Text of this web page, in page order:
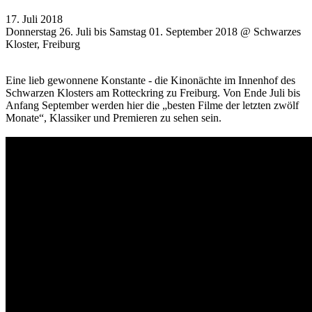
17. Juli 2018
Donnerstag 26. Juli bis Samstag 01. September 2018 @ Schwarzes
Kloster, Freiburg
Eine lieb gewonnene Konstante - die Kinonächte im Innenhof des
Schwarzen Klosters am Rotteckring zu Freiburg. Von Ende Juli bis
Anfang September werden hier die „besten Filme der letzten zwölf
Monate“, Klassiker und Premieren zu sehen sein.